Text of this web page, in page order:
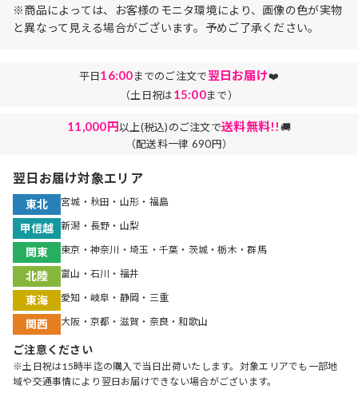
※商品によっては、お客様のモニタ環境により、画像の色が実物
と異なって見える場合がございます。予めご了承ください。
平日16:00までのご注文で翌日お届け❤️
（土日祝は15:00まで）
11,000円以上(税込)のご注文で送料無料!!🚚
（配送料一律 690円）
翌日お届け対象エリア
東北 宮城・秋田・山形・福島
甲信越 新潟・長野・山梨
関東 東京・神奈川・埼玉・千葉・茨城・栃木・群馬
北陸 富山・石川・福井
東海 愛知・岐阜・静岡・三重
関西 大阪・京都・滋賀・奈良・和歌山
ご注意ください
※土日祝は15時半迄の購入で当日出荷いたします。対象エリアでも一部地
域や交通事情により翌日お届けできない場合がございます。